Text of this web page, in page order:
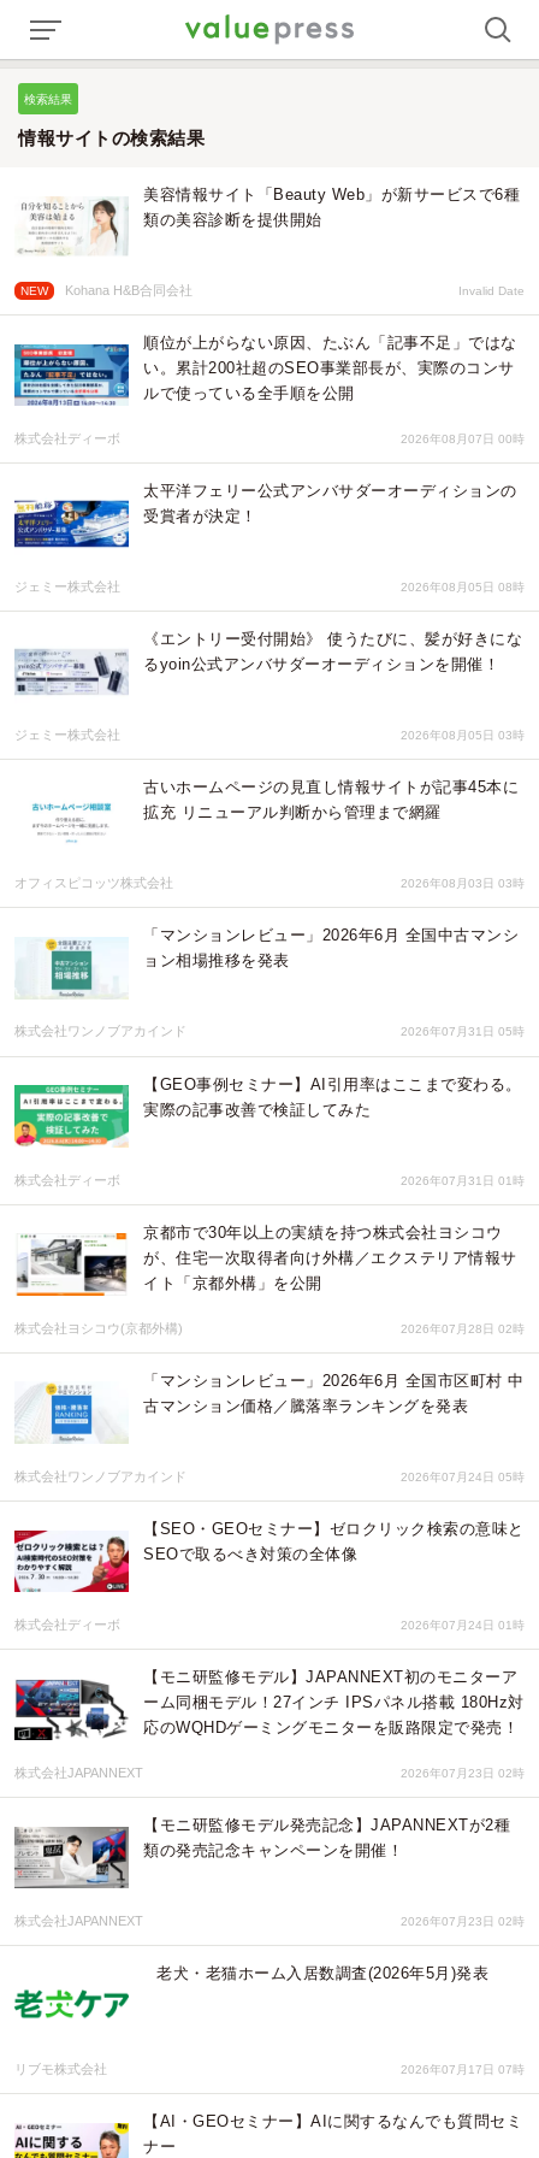
検索結果
情報サイトの検索結果
美容情報サイト「Beauty Web」が新サービスで6種
類の美容診断を提供開始
NEW Kohana H&B合同会社 Invalid Date
順位が上がらない原因、たぶん「記事不足」ではな
い。累計200社超のSEO事業部長が、実際のコンサ
ルで使っている全手順を公開
株式会社ディーボ 2026年08月07日 00時
太平洋フェリー公式アンバサダーオーディションの
受賞者が決定！
ジェミー株式会社 2026年08月05日 08時
《エントリー受付開始》 使うたびに、髪が好きにな
るyoin公式アンバサダーオーディションを開催！
ジェミー株式会社 2026年08月05日 03時
古いホームページの見直し情報サイトが記事45本に
拡充 リニューアル判断から管理まで網羅
オフィスピコッツ株式会社 2026年08月03日 03時
「マンションレビュー」2026年6月 全国中古マンシ
ョン相場推移を発表
株式会社ワンノブアカインド 2026年07月31日 05時
【GEO事例セミナー】AI引用率はここまで変わる。
実際の記事改善で検証してみた
株式会社ディーボ 2026年07月31日 01時
京都市で30年以上の実績を持つ株式会社ヨシコウ
が、住宅一次取得者向け外構／エクステリア情報サ
イト「京都外構」を公開
株式会社ヨシコウ(京都外構) 2026年07月28日 02時
「マンションレビュー」2026年6月 全国市区町村 中
古マンション価格／騰落率ランキングを発表
株式会社ワンノブアカインド 2026年07月24日 05時
【SEO・GEOセミナー】ゼロクリック検索の意味と
SEOで取るべき対策の全体像
株式会社ディーボ 2026年07月24日 01時
【モニ研監修モデル】JAPANNEXT初のモニターア
ーム同梱モデル！27インチ IPSパネル搭載 180Hz対
応のWQHDゲーミングモニターを販路限定で発売！
株式会社JAPANNEXT 2026年07月23日 02時
【モニ研監修モデル発売記念】JAPANNEXTが2種
類の発売記念キャンペーンを開催！
株式会社JAPANNEXT 2026年07月23日 02時
老犬・老猫ホーム入居数調査(2026年5月)発表
リブモ株式会社 2026年07月17日 07時
【AI・GEOセミナー】AIに関するなんでも質問セミ
ナー